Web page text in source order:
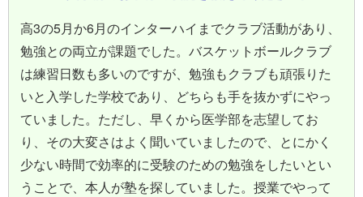
高3の5月か6月のインターハイまでクラブ活動があり、
勉強との両立が課題でした。バスケットボールクラブ
は練習日数も多いのですが、勉強もクラブも頑張りた
いと入学した学校であり、どちらも手を抜かずにやっ
ていました。ただし、早くから医学部を志望してお
り、その大変さはよく聞いていましたので、とにかく
少ない時間で効率的に受験のための勉強をしたいとい
うことで、本人が塾を探していました。授業でやって